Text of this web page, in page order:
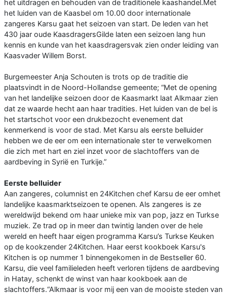
het uitdragen en behouden van de traditionele kaashandel.Met
het luiden van de Kaasbel om 10.00 door internationale
zangeres Karsu gaat het seizoen van start. De leden van het
430 jaar oude KaasdragersGilde laten een seizoen lang hun
kennis en kunde van het kaasdragersvak zien onder leiding van
Kaasvader Willem Borst.
Burgemeester Anja Schouten is trots op de traditie die
plaatsvindt in de Noord-Hollandse gemeente; “Met de opening
van het landelijke seizoen door de Kaasmarkt laat Alkmaar zien
dat ze waarde hecht aan haar tradities. Het luiden van de bel is
het startschot voor een drukbezocht evenement dat
kenmerkend is voor de stad. Met Karsu als eerste belluider
hebben we de eer om een internationale ster te verwelkomen
die zich met hart en ziel inzet voor de slachtoffers van de
aardbeving in Syrië en Turkije.”
Eerste belluider
Aan zangeres, columnist en 24Kitchen chef Karsu de eer omhet
landelijke kaasmarktseizoen te openen. Als zangeres is ze
wereldwijd bekend om haar unieke mix van pop, jazz en Turkse
muziek. Ze trad op in meer dan twintig landen over de hele
wereld en heeft haar eigen programma Karsu’s Turkse Keuken
op de kookzender 24Kitchen. Haar eerst kookboek Karsu's
Kitchen is op nummer 1 binnengekomen in de Bestseller 60.
Karsu, die veel familieleden heeft verloren tijdens de aardbeving
in Hatay, schenkt de winst van haar kookboek aan de
slachtoffers.“Alkmaar is voor mij een van de mooiste steden van